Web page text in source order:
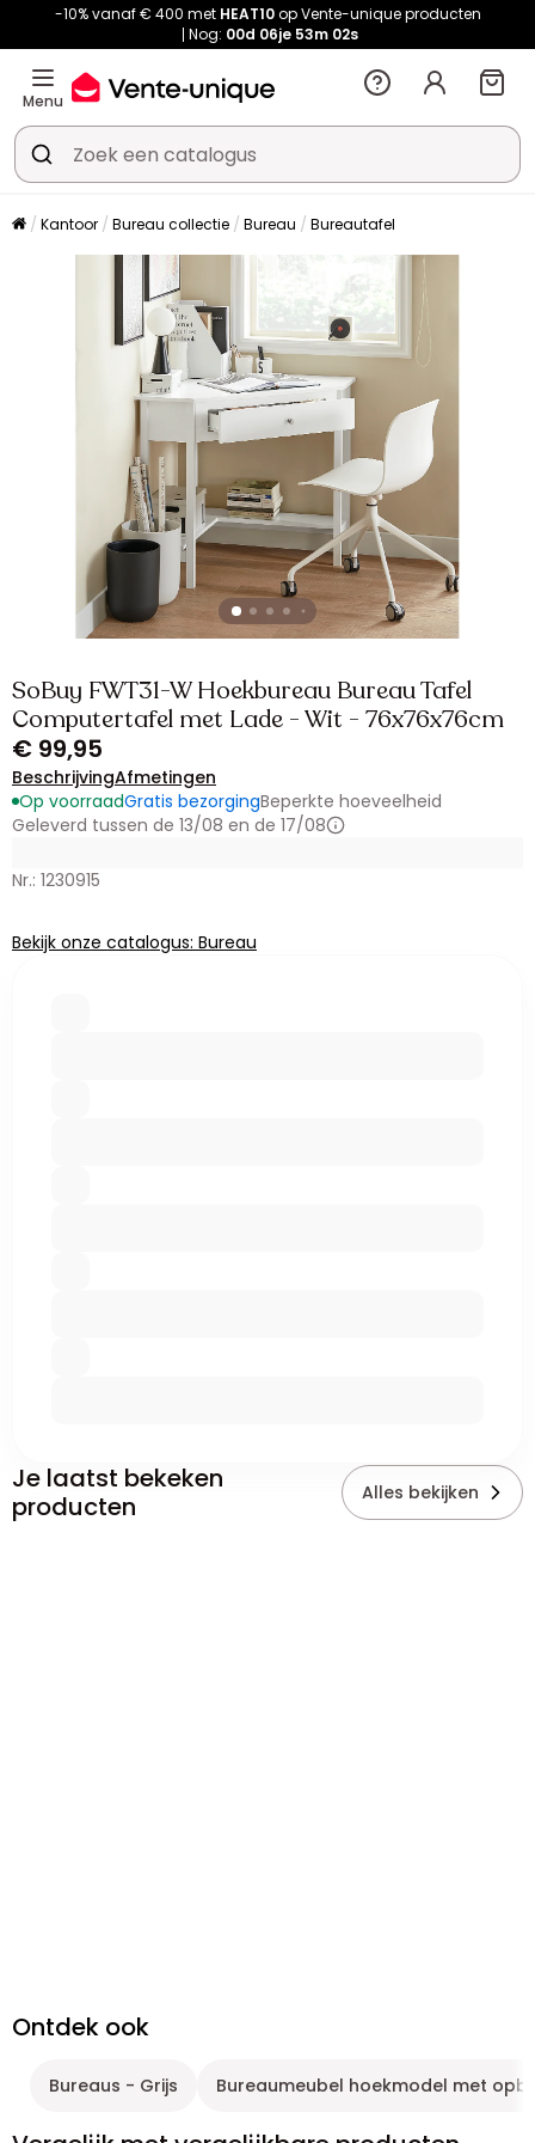
-10% vanaf € 400 met HEAT10op Vente-unique producten
Nog: 00d 06je 53m 02s
Menu
Kantoor Bureau collectie Bureau Bureautafel
SoBuy FWT31-W Hoekbureau Bureau Tafel
Computertafel met Lade - Wit - 76x76x76cm
€ 99,95
BeschrijvingAfmetingen
Op voorraadGratis bezorgingBeperkte hoeveelheid
Geleverd tussen de 13/08 en de 17/08
Nr.: 1230915
Bekijk onze catalogus: Bureau
Je laatst bekeken
producten
Alles bekijken
Ontdek ook
Bureaus - Grijs Bureaumeubel hoekmodel met